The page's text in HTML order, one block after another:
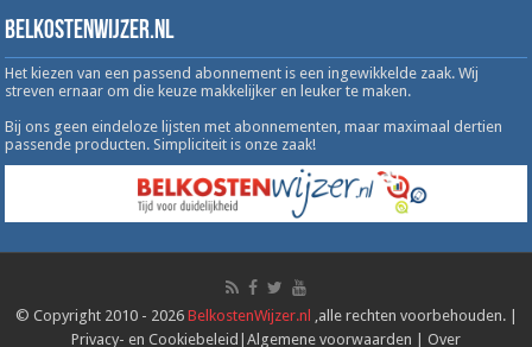
Belkostenwijzer.nl
Het kiezen van een passend abonnement is een ingewikkelde zaak. Wij
streven ernaar om die keuze makkelijker en leuker te maken.
Bij ons geen eindeloze lijsten met abonnementen, maar maximaal dertien
passende producten. Simpliciteit is onze zaak!
© Copyright 2010 - 2026 BelkostenWijzer.nl ,alle rechten voorbehouden. |
Privacy- en Cookiebeleid | Algemene voorwaarden | Over